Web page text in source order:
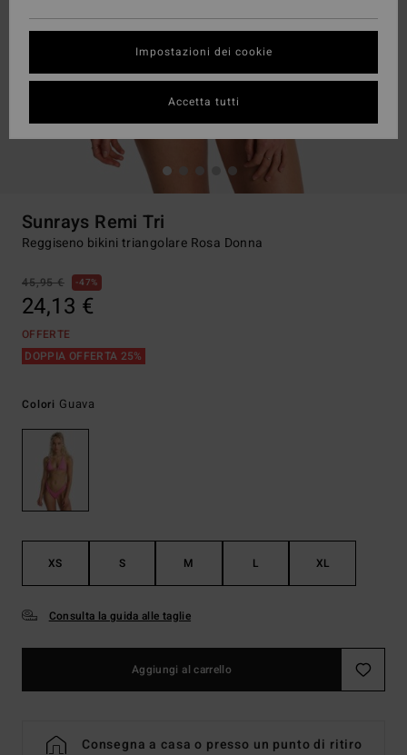
Sunrays Remi Tri
Reggiseno bikini triangolare Rosa Donna
45,95 € 47%
24,13 €
OFFERTE
DOPPIA OFFERTA 25%
Colori Guava
XS S M L XL
Consulta la guida alle taglie
Aggiungi al carrello
Consegna a casa o presso un punto di ritiro
Impostazioni dei cookie
Accetta tutti